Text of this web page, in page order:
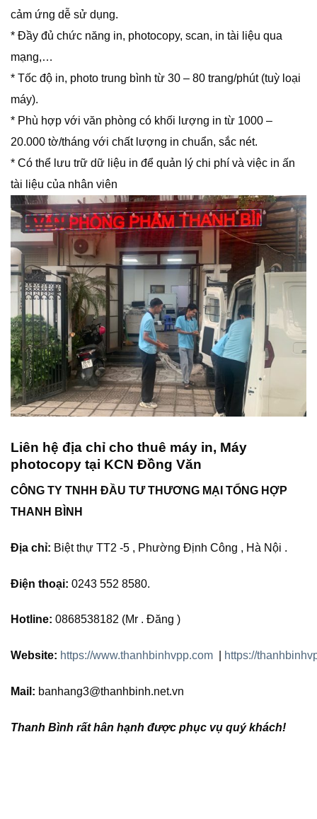
cảm ứng dễ sử dụng.
* Đầy đủ chức năng in, photocopy, scan, in tài liệu qua
mạng,…
* Tốc độ in, photo trung bình từ 30 – 80 trang/phút (tuỳ loại
máy).
* Phù hợp với văn phòng có khối lượng in từ 1000 –
20.000 tờ/tháng với chất lượng in chuẩn, sắc nét.
* Có thể lưu trữ dữ liệu in để quản lý chi phí và việc in ấn
tài liệu của nhân viên
Liên hệ địa chỉ cho thuê máy in, Máy
photocopy tại KCN Đồng Văn
CÔNG TY TNHH ĐẦU TƯ THƯƠNG MẠI TỔNG HỢP
THANH BÌNH
Địa chỉ: Biệt thự TT2 -5 , Phường Định Công , Hà Nội .
Điện thoại: 0243 552 8580.
Hotline: 0868538182 (Mr . Đăng )
Website: https://www.thanhbinhvpp.com https://
Mail: banhang3@thanhbinh.net.vn
Thanh Bình rất hân hạnh được phục vụ quý khách!